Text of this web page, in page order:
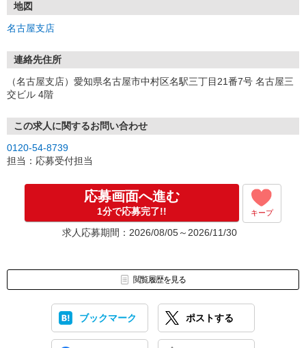
地図
名古屋支店
連絡先住所
（名古屋支店）愛知県名古屋市中村区名駅三丁目21番7号 名古屋三
交ビル 4階
この求人に関するお問い合わせ
0120-54-8739
担当：応募受付担当
応募画面へ進む
1分で応募完了!! キープ
求人応募期間：2026/08/05～2026/11/30
閲覧履歴を見る
ブックマーク ポストする